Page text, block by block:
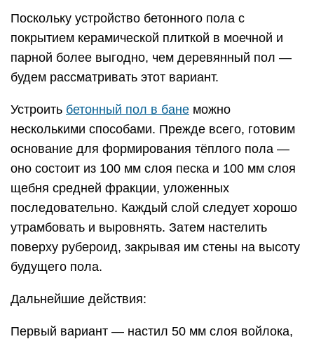
Поскольку устройство бетонного пола с
покрытием керамической плиткой в моечной и
парной более выгодно, чем деревянный пол —
будем рассматривать этот вариант.
Устроить бетонный пол в бане можно
несколькими способами. Прежде всего, готовим
основание для формирования тёплого пола —
оно состоит из 100 мм слоя песка и 100 мм слоя
щебня средней фракции, уложенных
последовательно. Каждый слой следует хорошо
утрамбовать и выровнять. Затем настелить
поверху рубероид, закрывая им стены на высоту
будущего пола.
Дальнейшие действия:
Первый вариант — настил 50 мм слоя войлока,